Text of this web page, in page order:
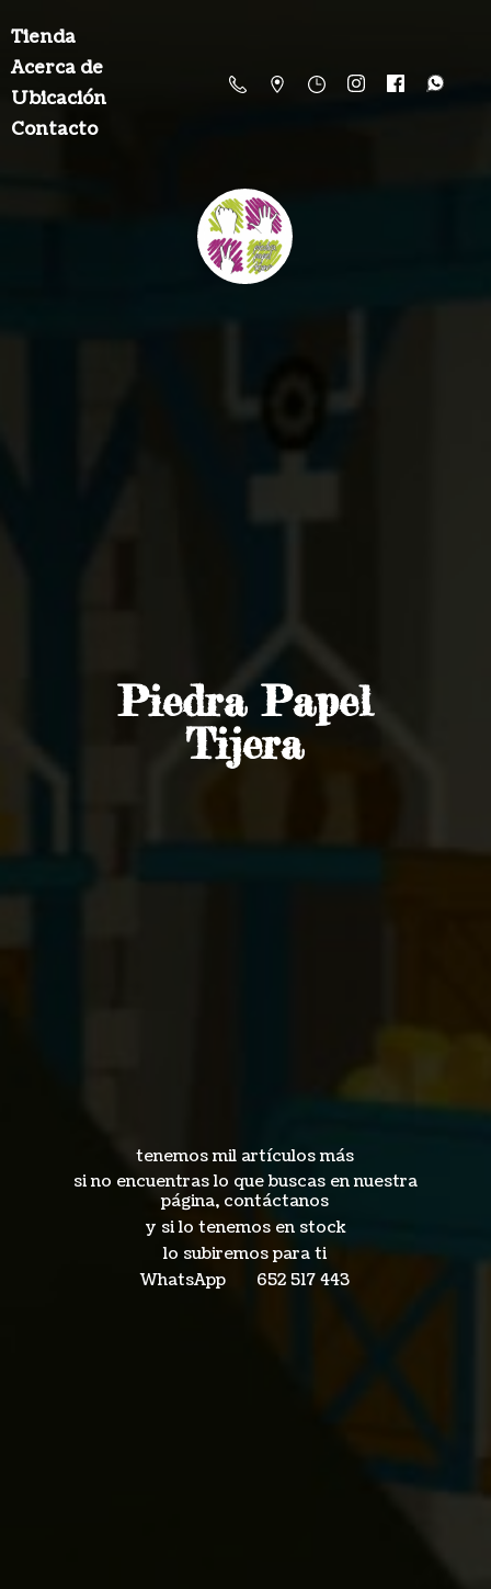
Tienda
Acerca de
Ubicación
Contacto
PiedraPapel
Tijera
tenemos mil artículos más
si no encuentras lo que buscas en nuestra
página, contáctanos
y si lo tenemos en stock
lo subiremos para ti
WhatsApp 652517 443